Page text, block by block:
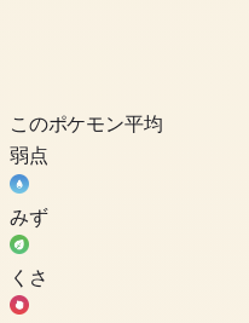
このポケモン平均
弱点
みず
くさ